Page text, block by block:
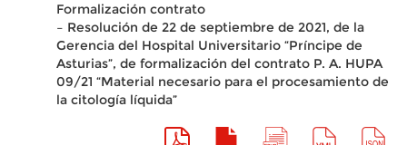
Formalización contrato
– Resolución de 22 de septiembre de 2021, de la
Gerencia del Hospital Universitario “Príncipe de
Asturias”, de formalización del contrato P. A. HUPA
09/21 “Material necesario para el procesamiento de
la citología líquida”